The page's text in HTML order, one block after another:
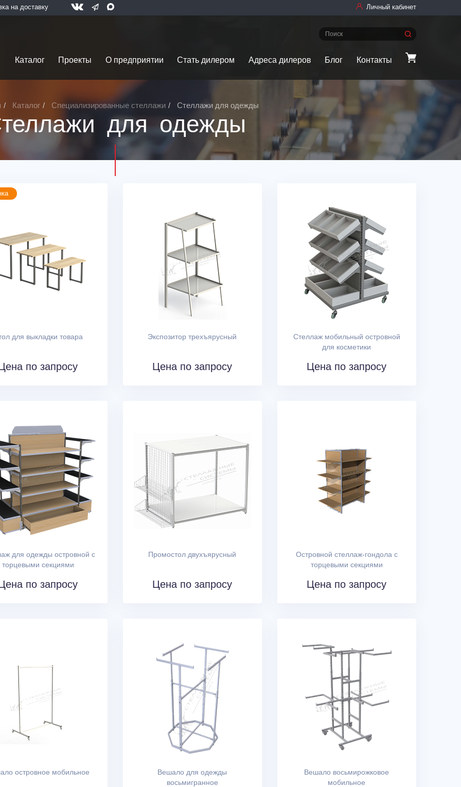
на доставку Личный кабинет
Каталог Проекты О предприятии Стать дилером Адреса дилеров Блог Контакты
Каталог Специализированные стеллажи Стеллажи для одежды
для одежды
для выкладки товара
по запросу
Экспозитор трехъярусный
Цена по запросу
Стеллаж мобильный островной
для косметики
Цена по запросу
для одежды островной с
торцевыми секциями
по запросу
Промостол двухъярусный
Цена по запросу
Островной стеллаж-гондола с
торцевыми секциями
Цена по запросу
островное мобильное
Вешало для одежды
восьмигранное
Вешало восьмирожковое
мобильное